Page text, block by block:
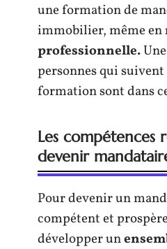
une formation de
immobilier, même en
professionnelle.
personnes qui suivent
formation sont dans
Les compétences
devenir
Pour devenir un
compétent et
développer un